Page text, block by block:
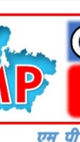
*भटके हुए दो मासुम बच्चो को मिलाया